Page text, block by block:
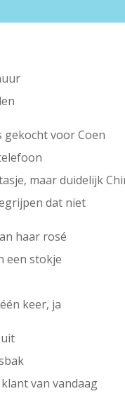
gekocht voor Coen
maar duidelijk
dat niet
haar rosé
een stokje
keer, ja
van vandaag